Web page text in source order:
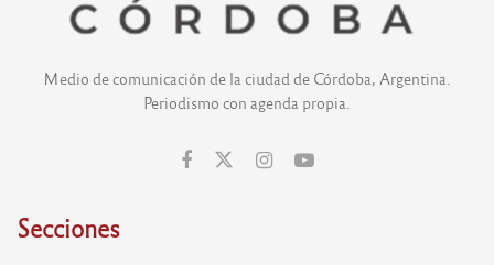
Medio de comunicación de la ciudad de Córdoba, Argentina.
Periodismo con agenda propia.
Secciones